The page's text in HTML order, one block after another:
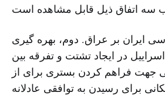
ایران بر عراق. دوم، بهره گیری
در ایجاد تشتت و تفرقه بین
جهت فراهم کردن بستری برای از
برای رسیدن به توافقی عادلانه